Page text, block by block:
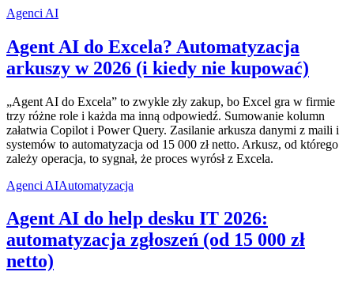
Agenci AI
Agent AI do Excela? Automatyzacja
arkuszy w 2026 (i kiedy nie kupować)
„Agent AI do Excela” to zwykle zły zakup, bo Excel gra w firmie
trzy różne role i każda ma inną odpowiedź. Sumowanie kolumn
załatwia Copilot i Power Query. Zasilanie arkusza danymi z maili i
systemów to automatyzacja od 15 000 zł netto. Arkusz, od którego
zależy operacja, to sygnał, że proces wyrósł z Excela.
Agenci AIAutomatyzacja
Agent AI do help desku IT 2026:
automatyzacja zgłoszeń (od 15 000 zł
netto)